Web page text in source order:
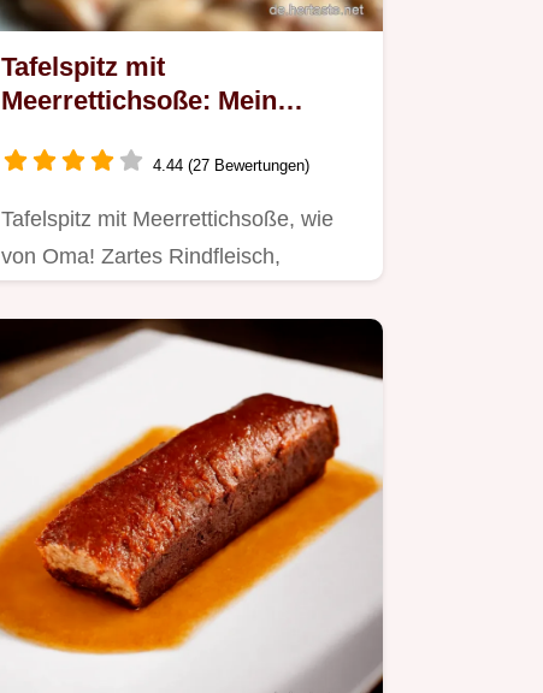
Tafelspitz mit
Meerrettichsoße: Mein
4.44 (27 Bewertungen)
Tafelspitz mit Meerrettichsoße, wie
von Oma! Zartes Rindfleisch,